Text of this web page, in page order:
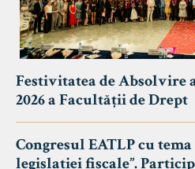
Festivitatea de Absolvire
2026 a Facultății de Drept
Congresul EATLP cu
legislației fiscale”.